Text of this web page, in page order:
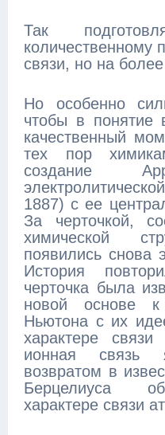
Так
количественному
связи, но на
Но особенно
чтобы в понятие
качественный
тех пор
создание
1887) с ее
За черточкой,
химической
появились снова
История
черточка была
новой основе
Ньютона с их
характере
ионная связь
возвратом в
Берцелиуса
характере связи